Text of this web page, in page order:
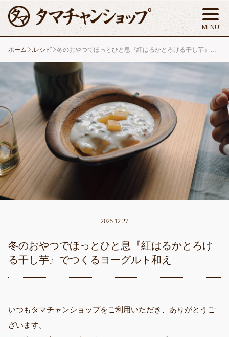
ホーム .レシピ 冬のおやつでほっとひと息『紅はるかとろける干し芋』でつくるヨーグルト和え
2025.12.27
冬のおやつでほっとひと息『紅はるかとろけ
る干し芋』でつくるヨーグルト和え
いつもタマチャンショップをご利用いただき、ありがとうご
ざいます。